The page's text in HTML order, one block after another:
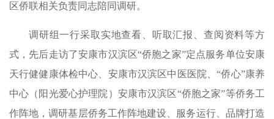
区侨联相关负责同志陪同调研。
调研组一行采取实地查看、听取汇报、查阅资料等方
式，先后走访了安康市汉滨区“侨胞之家”定点服务单位安康
天行健健康体检中心、安康市汉滨区中医医院、“侨心”康养
中心（阳光爱心护理院）安康市汉滨区“侨胞之家”等侨务工
作阵地，调研基层侨务工作阵地建设、服务运行、品牌打造